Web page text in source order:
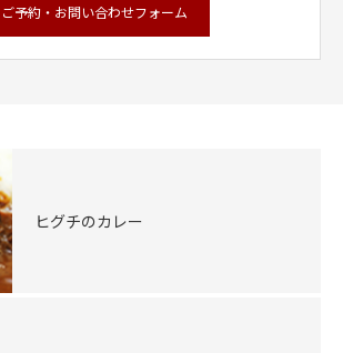
ご予約・お問い合わせフォーム
ヒグチのカレー